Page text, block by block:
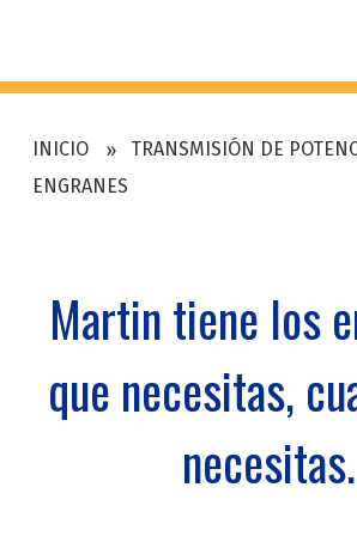
INICIO
TRANSMISIÓN DE
ENGRANES
Martin tiene los
que necesitas,
necesitas.